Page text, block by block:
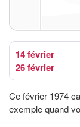
14 février
26 février
Ce février 1974
exemple quand